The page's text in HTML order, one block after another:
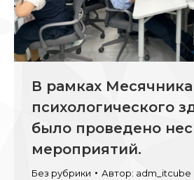
В рамках Месячника
психологического
было проведено
мероприятий.
Без рубрики Автор: adm_itcube